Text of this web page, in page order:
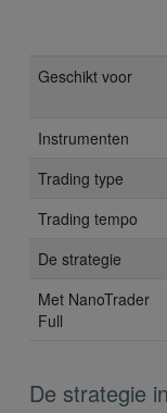
Geschikt voor
Instrumenten
Trading type
Trading tempo
De strategie
Met NanoTrader
Full
De strategie